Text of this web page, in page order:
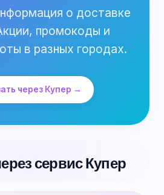
о доставке
промокоды и
в разных городах.
через Купер →
сервис Купер